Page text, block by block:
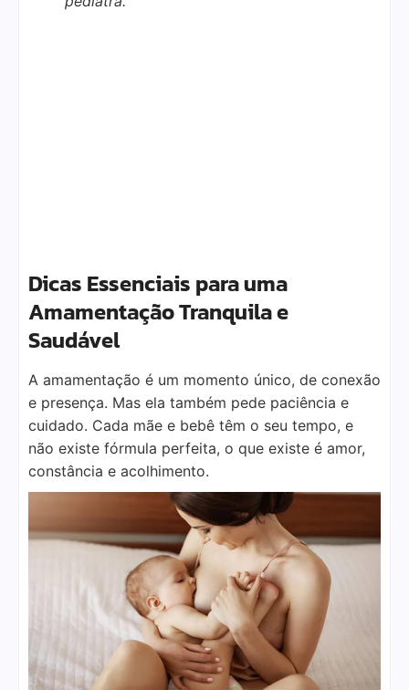
Dicas Essenciais para uma
Amamentação Tranquila e
Saudável
A amamentação é um momento único, de conexão
e presença. Mas ela também pede paciência e
cuidado. Cada mãe e bebê têm o seu tempo, e
não existe fórmula perfeita, o que existe é amor,
constância e acolhimento.